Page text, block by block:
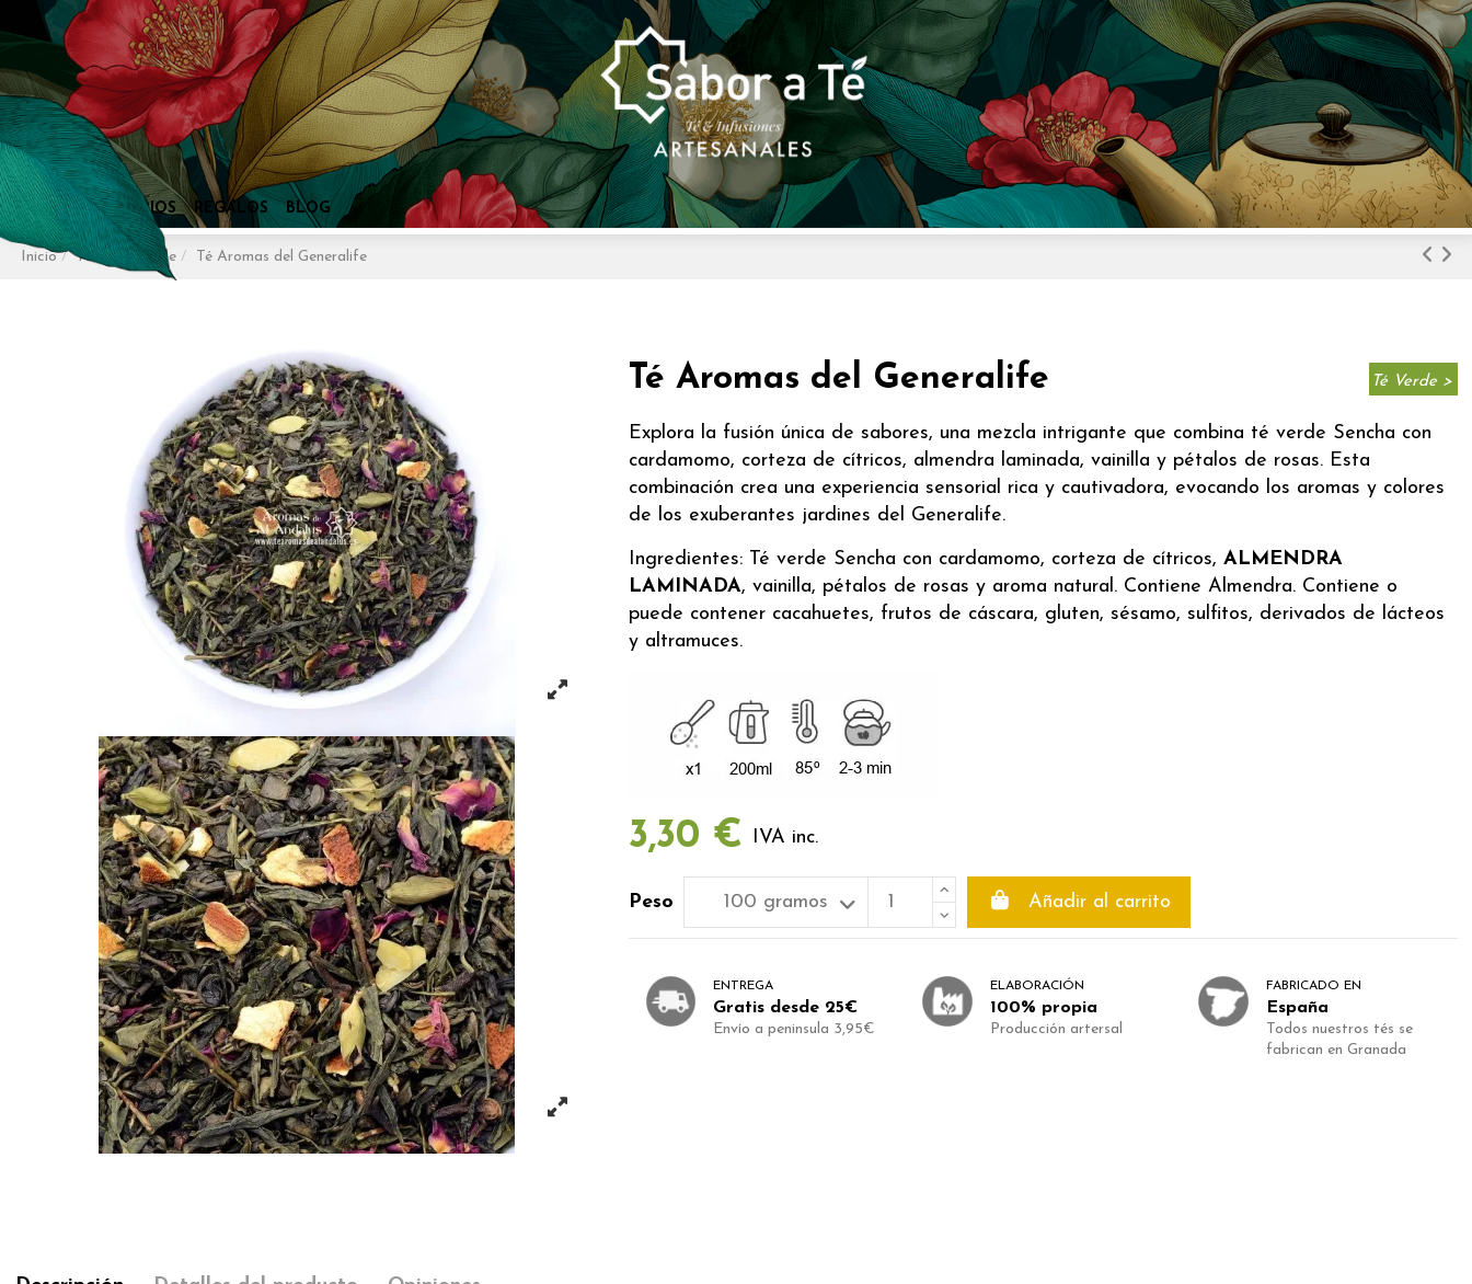
Inicio Tés Té Verde Té Aromas del Generalife
Té Aromas del Generalife Té Verde >
Explora la fusión única de sabores, una mezcla intrigante que combina té verde Sencha con
cardamomo, corteza de cítricos, almendra laminada, vainilla y pétalos de rosas. Esta
combinación crea una experiencia sensorial rica y cautivadora, evocando los aromas y colores
de los exuberantes jardines del Generalife.
Ingredientes: Té verde Sencha con cardamomo, corteza de cítricos, ALMENDRA
LAMINADA, vainilla, pétalos de rosas y aroma natural. Contiene Almendra. Contiene o
puede contener cacahuetes, frutos de cáscara, gluten, sésamo, sulfitos, derivados de lácteos
y altramuces.
3,30 € IVA inc.
Peso Añadir al carrito
ENTREGA
Gratis desde 25€
Envío a peninsula 3,95€
ELABORACIÓN
100% propia
Producción artersal
FABRICADO EN
España
Todos nuestros tés se
fabrican en Granada